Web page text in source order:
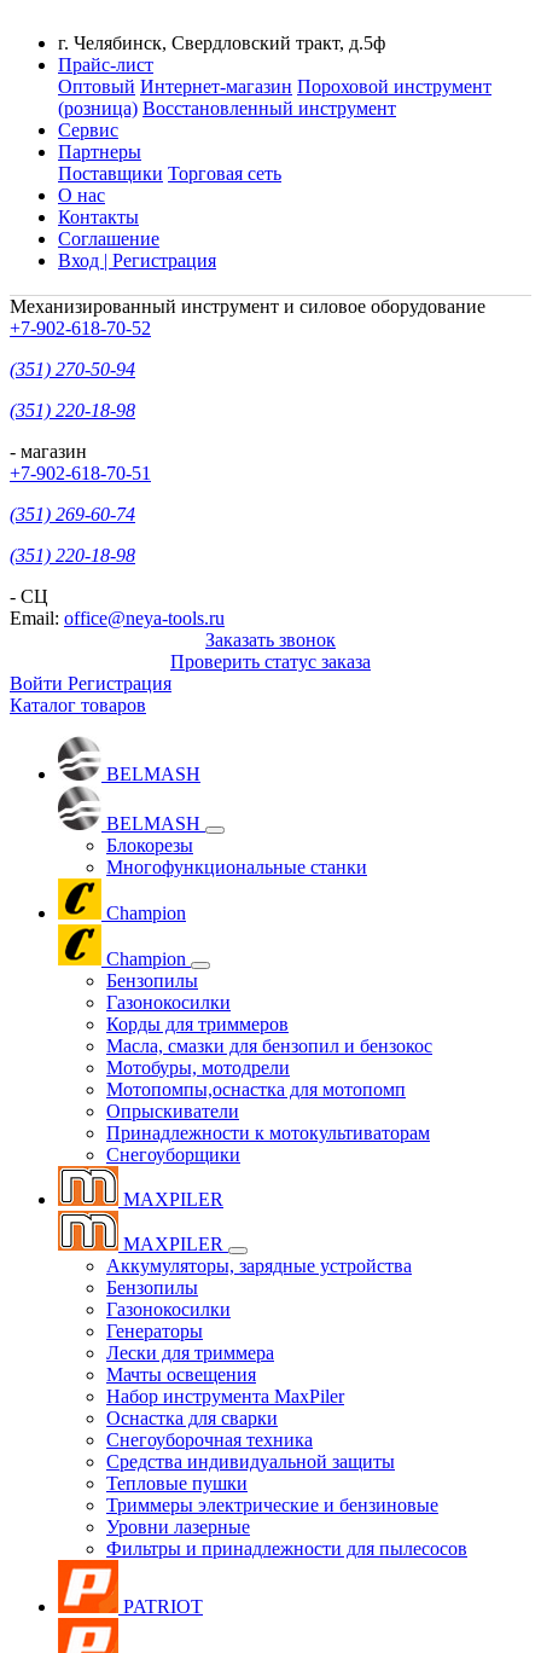
г. Челябинск, Свердловский тракт, д.5ф
Прайс-лист
Оптовый Интернет-магазин Пороховой инструмент
(розница) Восстановленный инструмент
Сервис
Партнеры
Поставщики Торговая сеть
О нас
Контакты
Соглашение
Вход | Регистрация
Механизированный инструмент и силовое оборудование
+7-902-618-70-52
(351) 270-50-94
(351) 220-18-98
- магазин
+7-902-618-70-51
(351) 269-60-74
(351) 220-18-98
- СЦ
Email: office@neya-tools.ru
Заказать звонок
Проверить статус заказа
Войти Регистрация
Каталог товаров
BELMASH
BELMASH
Блокорезы
Многофункциональные станки
Champion
Champion
Бензопилы
Газонокосилки
Корды для триммеров
Масла, смазки для бензопил и бензокос
Мотобуры, мотодрели
Мотопомпы,оснастка для мотопомп
Опрыскиватели
Принадлежности к мотокультиваторам
Снегоуборщики
MAXPILER
MAXPILER
Аккумуляторы, зарядные устройства
Бензопилы
Газонокосилки
Генераторы
Лески для триммера
Мачты освещения
Набор инструмента MaxPiler
Оснастка для сварки
Снегоуборочная техника
Средства индивидуальной защиты
Тепловые пушки
Триммеры электрические и бензиновые
Уровни лазерные
Фильтры и принадлежности для пылесосов
PATRIOT